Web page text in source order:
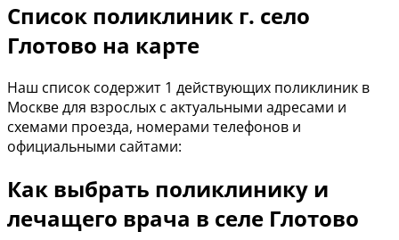
Список поликлиник г. село
Глотово на карте
Наш список содержит 1 действующих поликлиник в
Москве для взрослых с актуальными адресами и
схемами проезда, номерами телефонов и
официальными сайтами:
Как выбрать поликлинику и
лечащего врача в селе Глотово